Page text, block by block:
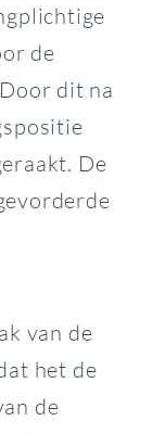
de
dit na
De
van de
het de
de